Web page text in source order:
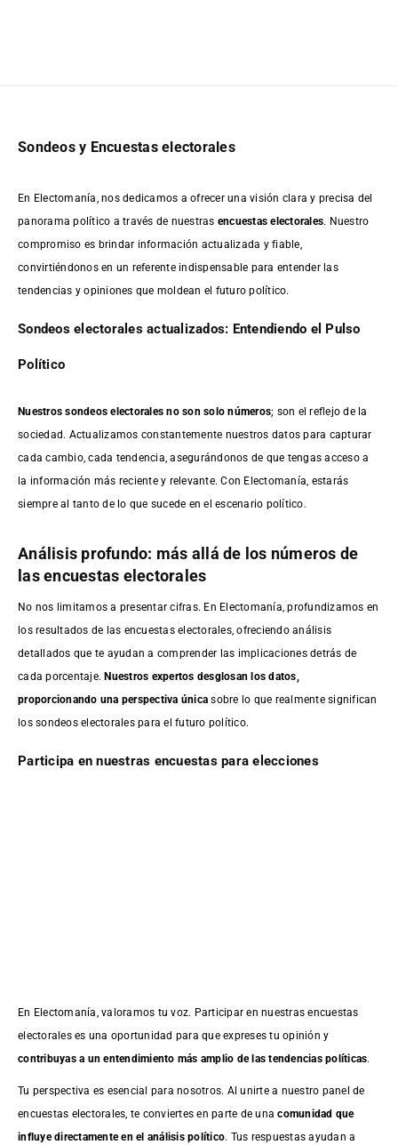
Sondeos y Encuestas electorales
En Electomanía, nos dedicamos a ofrecer una visión clara y precisa del
panorama político a través de nuestras encuestas electorales. Nuestro
compromiso es brindar información actualizada y fiable,
convirtiéndonos en un referente indispensable para entender las
tendencias y opiniones que moldean el futuro político.
Sondeos electorales actualizados: Entendiendo el Pulso
Político
Nuestros sondeos electorales no son solo números; son el reflejo de la
sociedad. Actualizamos constantemente nuestros datos para capturar
cada cambio, cada tendencia, asegurándonos de que tengas acceso a
la información más reciente y relevante. Con Electomanía, estarás
siempre al tanto de lo que sucede en el escenario político.
Análisis profundo: más allá de los números de
las encuestas electorales
No nos limitamos a presentar cifras. En Electomanía, profundizamos en
los resultados de las encuestas electorales, ofreciendo análisis
detallados que te ayudan a comprender las implicaciones detrás de
cada porcentaje.Nuestros expertos desglosan los datos,
proporcionando una perspectiva única sobre lo que realmente significan
los sondeos electorales para el futuro político.
Participa en nuestras encuestas para elecciones
En Electomanía, valoramos tu voz. Participar en nuestras encuestas
electorales es una oportunidad para que expreses tu opinión y
contribuyas a un entendimiento más amplio de las tendencias políticas.
Tu perspectiva es esencial para nosotros. Al unirte a nuestro panel de
encuestas electorales, te conviertes en parte de unacomunidad que
influye directamente en el análisis político. Tus respuestas ayudan a